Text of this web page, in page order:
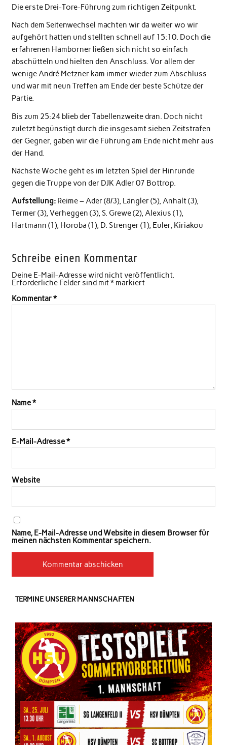
Die erste Drei-Tore-Führung zum richtigen Zeitpunkt.
Nach dem Seitenwechsel machten wir da weiter wo wir
aufgehört hatten und stellten schnell auf 15:10. Doch die
erfahrenen Hamborner ließen sich nicht so einfach
abschütteln und hielten den Anschluss. Vor allem der
wenige André Metzner kam immer wieder zum Abschluss
und war mit neun Treffen am Ende der beste Schütze der
Partie.
Bis zum 25:24 blieb der Tabellenzweite dran. Doch nicht
zuletzt begünstigt durch die insgesamt sieben Zeitstrafen
der Gegner, gaben wir die Führung am Ende nicht mehr aus
der Hand.
Nächste Woche geht es im letzten Spiel der Hinrunde
gegen die Truppe von der DJK Adler 07 Bottrop.
Aufstellung:Reime – Ader (8/3), Längler (5), Anhalt (3),
Termer (3), Verheggen (3), S. Grewe (2), Alexius (1),
Hartmann (1), Horoba (1), D. Strenger (1), Euler, Kiriakou
Schreibe einen Kommentar
Deine E-Mail-Adresse wird nicht veröffentlicht.
Erforderliche Felder sind mit*markiert
Kommentar*
Name*
E-Mail-Adresse*
Website
Name, E-Mail-Adresse und Website in diesem Browser für
meinen nächsten Kommentar speichern.
TERMINE UNSERER MANNSCHAFTEN